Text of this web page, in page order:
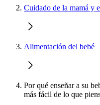
Cuidado de la mamá y
Alimentación del bebé
Por qué enseñar a su
más fácil de lo que